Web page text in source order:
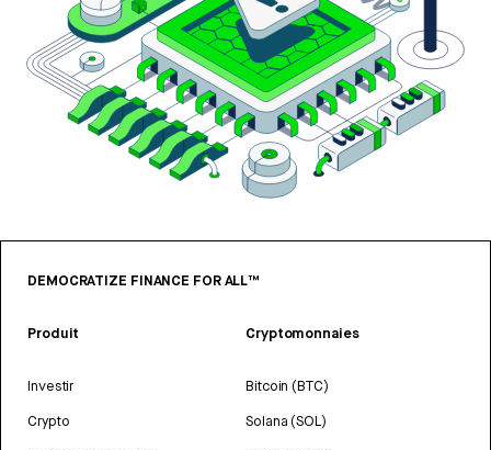
DEMOCRATIZE FINANCE FOR ALL™
Produit
Investir
Crypto
Cryptomonnaies
Bitcoin (BTC)
Solana (SOL)